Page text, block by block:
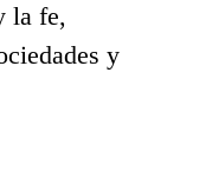
la fe,
y